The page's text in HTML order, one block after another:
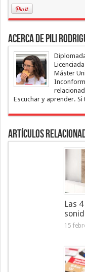
Acerca de Pili
Máster
Escuchar y aprender. Si
Artículos
Las
15